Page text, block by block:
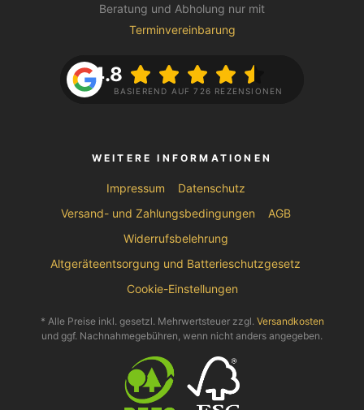
Beratung und Abholung nur mit
Terminvereinbarung
4.8
BASIEREND AUF 726 REZENSIONEN
WEITERE INFORMATIONEN
Impressum
Datenschutz
Versand- und Zahlungsbedingungen
AGB
Widerrufsbelehrung
Altgeräteentsorgung und Batterieschutzgesetz
Cookie-Einstellungen
* Alle Preise inkl. gesetzl. Mehrwertsteuer zzgl. Versandkosten
und ggf. Nachnahmegebühren, wenn nicht anders angegeben.